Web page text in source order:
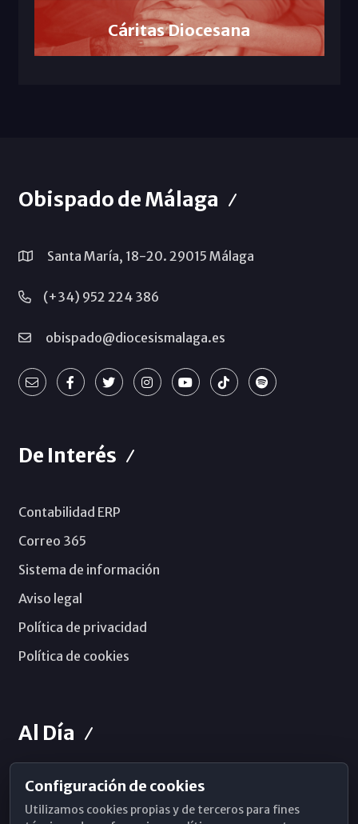
Cáritas Diocesana
Obispado de Málaga
Santa María, 18-20. 29015 Málaga
(+34) 952 224 386
obispado@diocesismalaga.es
De Interés
Contabilidad ERP
Correo 365
Sistema de información
Aviso legal
Política de privacidad
Política de cookies
Al Día
Horarios de Misa
Hemeroteca
Configuración de cookies
Utilizamos cookies propias y de terceros para fines